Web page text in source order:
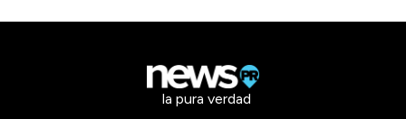
la pura verdad